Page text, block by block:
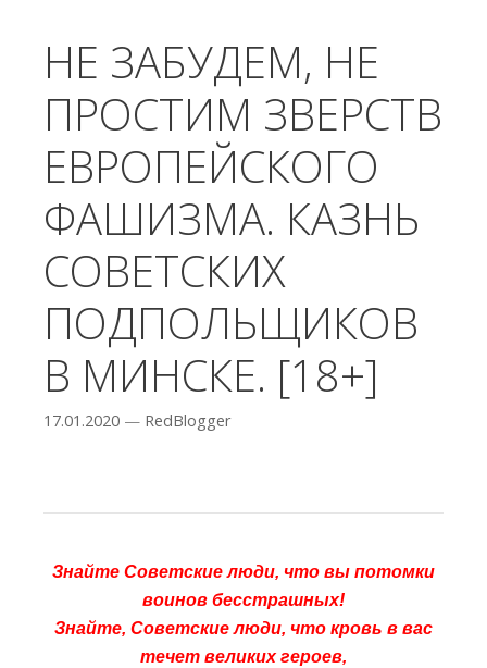
Гундяев говорит о роли РПЦ в
порабощении нашего сознания. (в
ВКонтакте ):